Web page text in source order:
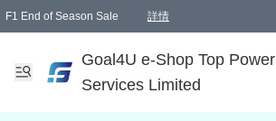
F1 End of Season Sale 詳情
Goal4U e-Shop Top Power
Services Limited